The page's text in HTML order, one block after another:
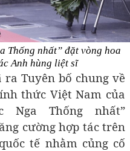
Thống nhất” đặt vòng hoa
Anh hùng liệt sĩ
Tuyên bố chung về
thức Việt Nam của
Nga Thống nhất”
cường hợp tác trên
tế nhằm củng cố